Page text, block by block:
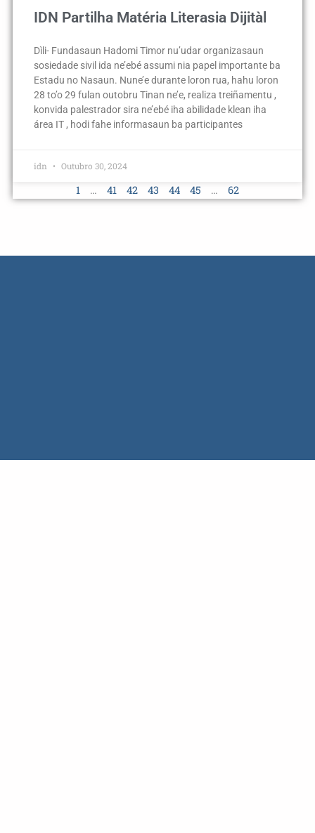
IDN Partilha Matéria Literasia Dijitàl
Dìli- Fundasaun Hadomi Timor nu’udar organizasaun
sosiedade sivil ida ne’ebé assumi nia papel importante ba
Estadu no Nasaun. Nune’e durante loron rua, hahu loron
28 to’o 29 fulan outobru Tinan ne’e, realiza treiñamentu ,
konvida palestrador sira ne’ebé iha abilidade klean iha
área IT , hodi fahe informasaun ba participantes
idn Outubro 30, 2024
1 … 41 42 43 44 45 … 62